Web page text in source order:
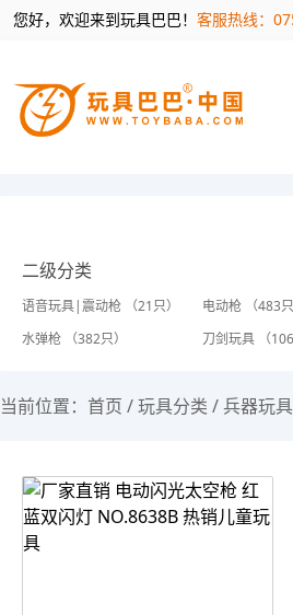
您好，欢迎来到玩具巴巴！ 客服热线：
二级分类
语音玩具|震动枪 （21只） 电动枪 （483只
水弹枪 （382只）
刀剑玩具 （106
当前位置： 首页 /玩具分类 /兵器玩具